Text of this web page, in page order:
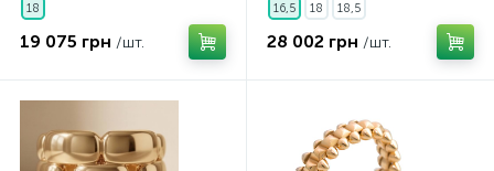
18
19 075 грн /шт.
16,5 18 18,5
28 002 грн /шт.